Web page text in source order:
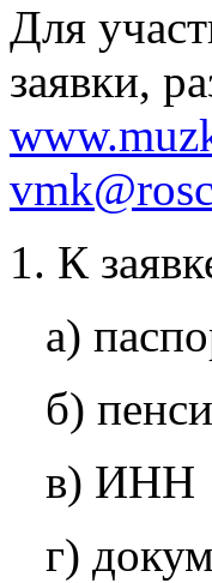
Для
заявки,
К
а)
б)
в) ИНН
г)